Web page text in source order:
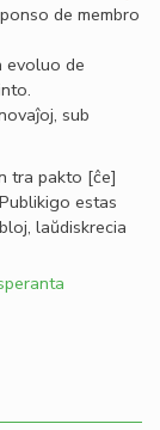
de membro
evoluo de
sub
tra pakto [ĉe]
estas
laŭdiskrecia